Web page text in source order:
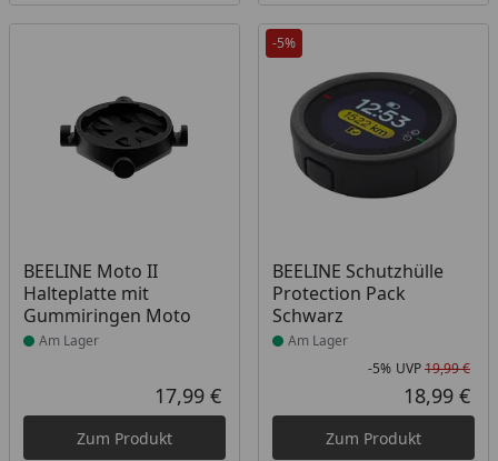
BEELINE Moto II
Halteplatte mit
Gummiringen Moto
Produkt am Lager
Am Lager
Aktueller Preis
17,99 €
Zum Produkt
-5%
BEELINE Schutzhülle
Protection Pack
Schwarz
Produkt am Lager
Am Lager
-5% UVP19,99 €
18,99 €
Zum Produkt